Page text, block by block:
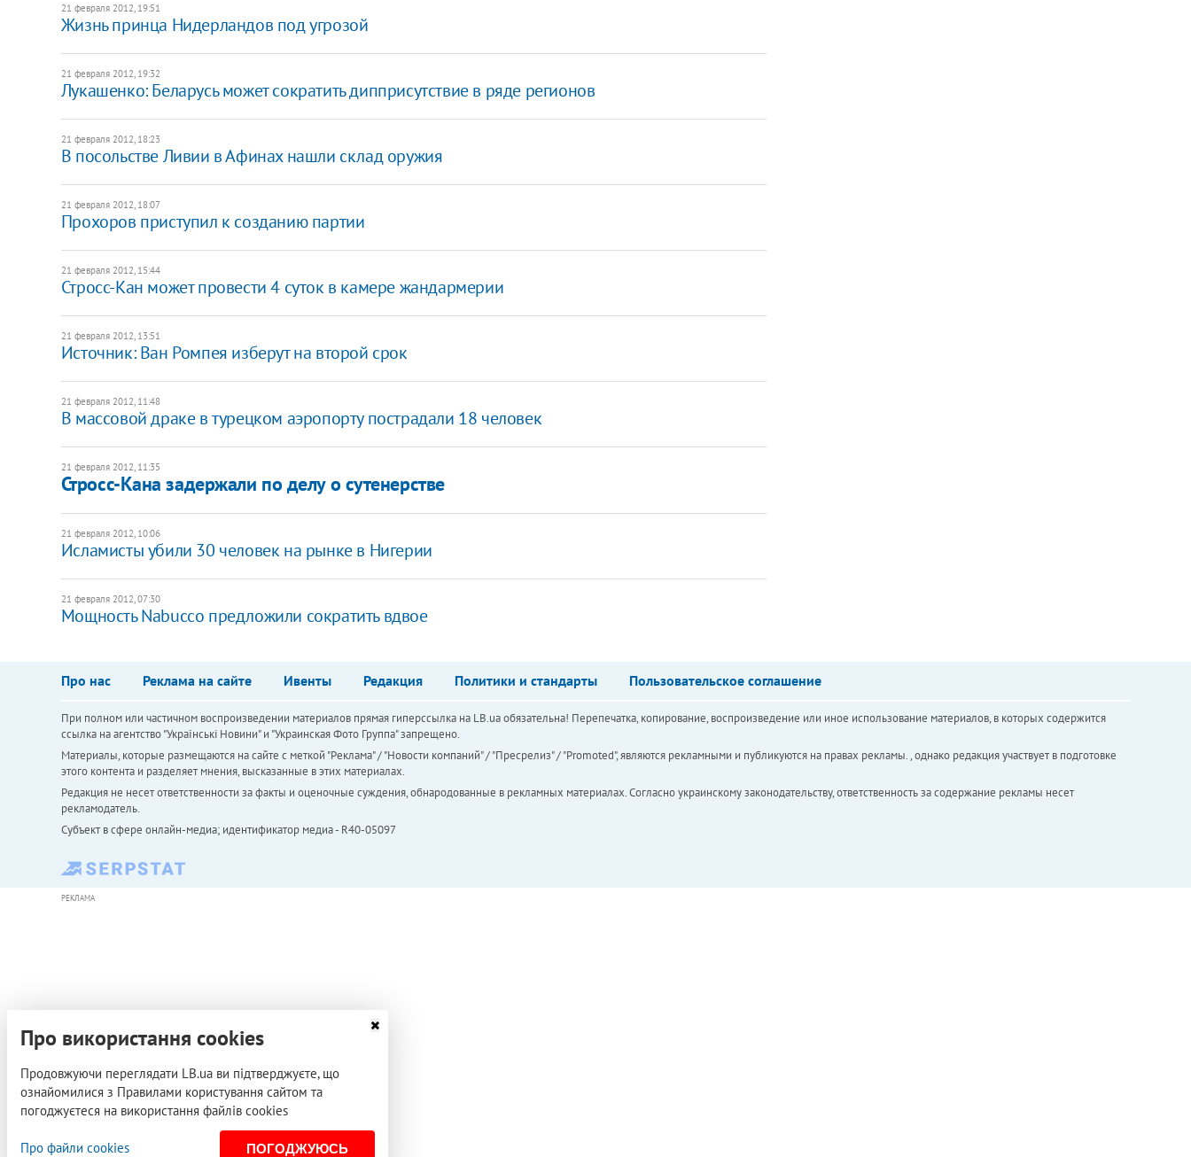
21 февраля 2012, 19:51
Жизнь принца Нидерландов под угрозой
21 февраля 2012, 19:32
​Лукашенко: Беларусь может сократить дипприсутствие в ряде регионов
21 февраля 2012, 18:23
​В посольстве Ливии в Афинах нашли склад оружия
21 февраля 2012, 18:07
​Прохоров приступил к созданию партии
21 февраля 2012, 15:44
​Стросс-Кан может провести 4 суток в камере жандармерии
21 февраля 2012, 13:51
Источник: Ван Ромпея изберут на второй срок
21 февраля 2012, 11:48
В массовой драке в турецком аэропорту пострадали 18 человек
21 февраля 2012, 11:35
Стросс-Кана задержали по делу о сутенерстве
21 февраля 2012, 10:06
Исламисты убили 30 человек на рынке в Нигерии
21 февраля 2012, 07:30
Мощность Nabucco предложили сократить вдвое
Про нас Реклама на сайте Ивенты Редакция Политики и стандарты Пользовательское соглашение
При полном или частичном воспроизведении материалов прямая гиперссылка на LB.ua обязательна! Перепечатка, копирование, воспроизведение или иное использование материалов, в которых содержится
ссылка на агентство "Українськi Новини" и "Украинская Фото Группа" запрещено.
Материалы, которые размещаются на сайте с меткой "Реклама" / "Новости компаний" / "Пресрелиз" / "Promoted", являются рекламными и публикуются на правах рекламы. , однако редакция участвует в подготовке
этого контента и разделяет мнения, высказанные в этих материалах.
Редакция не несет ответственности за факты и оценочные суждения, обнародованные в рекламных материалах. Согласно украинскому законодательству, ответственность за содержание рекламы несет
рекламодатель.
Субъект в сфере онлайн-медиа; идентификатор медиа - R40-05097
РЕКЛАМА
Про використання cookies
Продовжуючи переглядати LB.ua ви підтверджуєте, що
ознайомилися з Правилами користування сайтом та
погоджуєтеся на використання файлів cookies
Про файли cookies ПОГОДЖУЮСЬ